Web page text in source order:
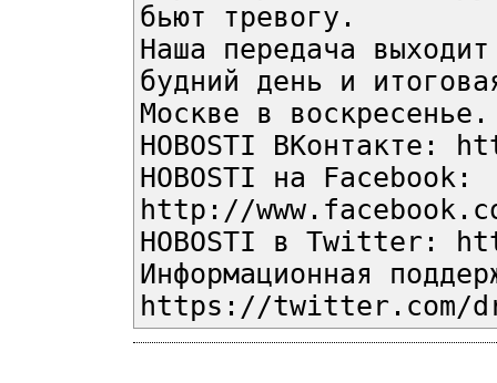
бьют тревогу.
Наша передача
будний день и
Москве в воскресенье.
HOBOSTI
HOBOSTI на Facebook:
http://
HOBOSTI в Twitter:
Информационная
https://twitter.com/